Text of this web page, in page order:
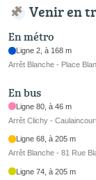
Venir en
En métro
Ligne 2, à 168 m
Arrêt Blanche - Place
En bus
Ligne 80, à 46 m
Arrêt Clichy -
Ligne 68, à 205 m
Arrêt Blanche - 81 Rue
Ligne 74, à 205 m